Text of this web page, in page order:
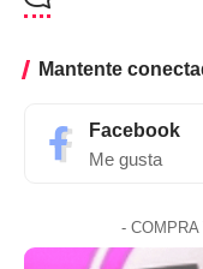
Mantente
Facebook
Me gusta
- COMPRA